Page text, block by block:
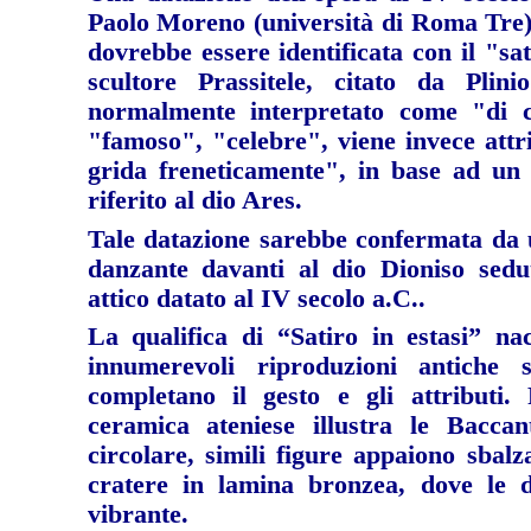
Paolo Moreno (università di Roma
dovrebbe essere identificata con il
scultore Prassitele, citato da
normalmente interpretato come
"famoso", "celebre", viene invece
grida freneticamente", in base ad
riferito al dio Ares.
Tale datazione sarebbe confermata
danzante davanti al dio Dioniso
attico datato al IV secolo a.C..
La qualifica di “Satiro in estasi”
innumerevoli riproduzioni
completano il gesto e gli attributi.
ceramica ateniese illustra le
circolare, simili figure appaiono
cratere in lamina bronzea, dove le
vibrante.